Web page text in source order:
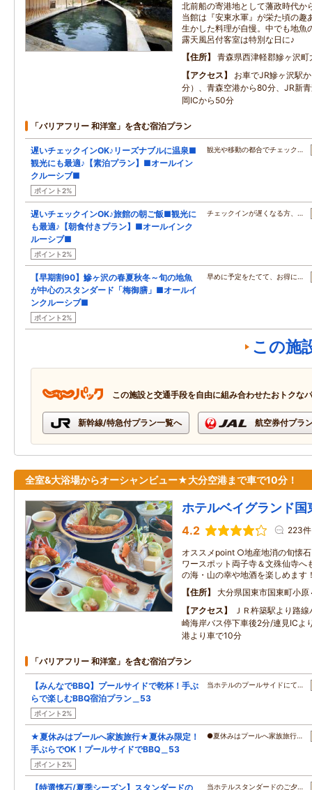
北前船の寄港地として藩政時代か
当館は『安東水軍』が栄た頃の趣
生かした料理が自慢。中でも地魚
露天風呂付客室は特別な日に♪
住所
青森県西津軽郡鰺ヶ沢
アクセス
お車でJR鰺ヶ沢駅
分）、青森空港から80分、JR新
岡ICから50分
「バリアフリー 和洋室」を含む宿泊プラン
遅いチェックインOK♪リーズナブルに温泉■
観光にも最適♪【素泊プラン】■オールイン
クルーシブ■
ポイント2%
観光や移動の都合でチェック…
遅いチェックインOK♪旅館の朝ご飯■観光に
も最適♪【朝食付きプラン】■オールインク
ルーシブ■
ポイント2%
チェックインが遅くなる方、…
【早期割90】鰺ヶ沢の春夏秋冬～旬の地魚
が中心のスタンダード「梅御膳」■オールイ
ンクルーシブ■
ポイント2%
早めに予定をたてて、お得に…
この施
この施設と交通手段を自由に組み合わせたおトクな
新幹線/特急付プラン一覧へ 航空券付プラ
全室&大浴場からオーシャンビュー★大分空港まで車で10分！
ホテルベイグランド国
4.2 223件
オススメpoint ○地産地消の旬懐
ワースポット両子寺＆文殊仙寺
の海・山の幸や地酒を楽しめます
住所
大分県国東市国東町小原
アクセス
ＪＲ杵築駅より路
崎海岸バス停下車後2分/連見ICよ
港より車で10分
「バリアフリー 和洋室」を含む宿泊プラン
【みんなでBBQ】プールサイドで乾杯！手ぶ
らで楽しむBBQ宿泊プラン＿53
ポイント2%
当ホテルのプールサイドにて…
★夏休みはプールへ家族旅行★夏休み限定！
手ぶらでOK！プールサイドでBBQ＿53
ポイント2%
●夏休みはプールへ家族旅行…
【特選懐石/夏季シーズン】スタンダードの 当ホテルスタンダードのご夕…